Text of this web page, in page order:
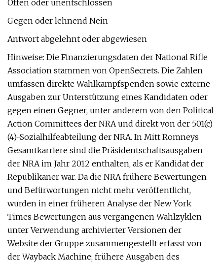
Offen oder unentschlossen
Gegen oder lehnend Nein
Antwort abgelehnt oder abgewiesen
Hinweise: Die Finanzierungsdaten der National Rifle
Association stammen von OpenSecrets. Die Zahlen
umfassen direkte Wahlkampfspenden sowie externe
Ausgaben zur Unterstützung eines Kandidaten oder
gegen einen Gegner, unter anderem von den Political
Action Committees der NRA und direkt von der 501(c)
(4)-Sozialhilfeabteilung der NRA. In Mitt Romneys
Gesamtkarriere sind die Präsidentschaftsausgaben
der NRA im Jahr 2012 enthalten, als er Kandidat der
Republikaner war. Da die NRA frühere Bewertungen
und Befürwortungen nicht mehr veröffentlicht,
wurden in einer früheren Analyse der New York
Times Bewertungen aus vergangenen Wahlzyklen
unter Verwendung archivierter Versionen der
Website der Gruppe zusammengestellt erfasst von
der Wayback Machine; frühere Ausgaben des